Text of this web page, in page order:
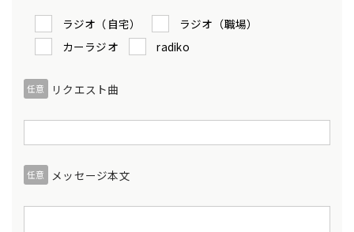
ラジオ（自宅）
ラジオ（職場）
カーラジオ
radiko
任意 リクエスト曲
任意 メッセージ本文